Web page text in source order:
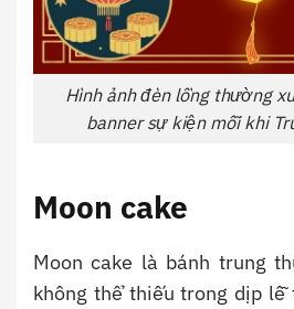
Hình ảnh đèn lồng thường
banner sự kiện mỗi khi
Moon cake
Moon cake là bánh trung
không thể thiếu trong dịp lễ